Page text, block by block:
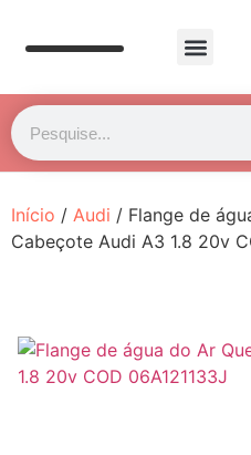
Início / Audi / Flange de
Cabeçote Audi A3 1.8 20v